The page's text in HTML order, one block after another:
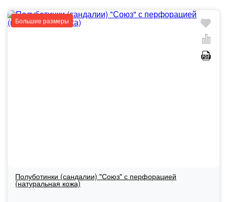
Большие размеры
Полуботинки (сандалии) "Союз" с перфорацией
(натуральная кожа)